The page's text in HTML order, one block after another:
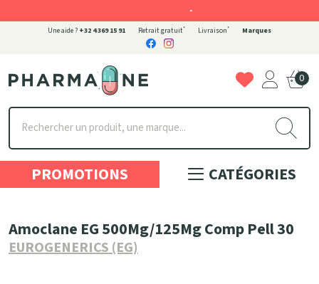
Une aide ? +32 4 369 15 91 Retrait gratuit* Livraison* Marques
Pharmaone Votre pharmacie en ligne à votre service
0
PROMOTIONS CATÉGORIES
Amoclane EG 500Mg/125Mg Comp Pell 30
EUROGENERICS (EG)